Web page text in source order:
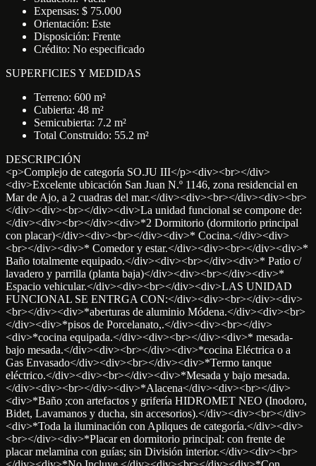
Expensas: $ 75.000
Orientación: Este
Disposición: Frente
Crédito: No especificado
SUPERFICIES Y MEDIDAS
Terreno: 600 m²
Cubierta: 48 m²
Semicubierta: 7.2 m²
Total Construido: 55.2 m²
DESCRIPCIÓN
<p>Complejo de categoría SO.JU III</p><div><br></div>
<div>Excelente ubicación San Juan N.º 1146, zona residencial en
Mar de Ajo, a 2 cuadras del mar.</div><div><br></div><div><br>
</div><div><br></div><div>La unidad funcional se compone de:
</div><div><br></div><div>*2 Dormitorio (dormitorio principal
con placar)</div><div><br></div><div>* Cocina.</div><div>
<br></div><div>* Comedor y estar.</div><div><br></div><div>*
Baño totalmente equipado.</div><div><br></div><div>* Patio c/
lavadero y parrilla (planta baja)</div><div><br></div><div>*
Espacio vehicular.</div><div><br></div><div>LAS UNIDAD
FUNCIONAL SE ENTRGA CON:</div><div><br></div><div>
<br></div><div>*aberturas de aluminio Módena.</div><div><br>
</div><div>*pisos de Porcelanato,.</div><div><br></div>
<div>*cocina equipada.</div><div><br></div><div>* mesada-
bajo mesada.</div><div><br></div><div>*cocina Eléctrica o a
Gas Envasado</div><div><br></div><div>*Termo tanque
eléctrico.</div><div><br></div><div>*Mesada y bajo mesada.
</div><div><br></div><div>*Alacena</div><div><br></div>
<div>*Baño ;con artefactos y grifería HIDROMET NEO (Inodoro,
Bidet, Lavamanos y ducha, sin accesorios).</div><div><br></div>
<div>*Toda la iluminación con Apliques de categoría.</div><div>
<br></div><div>*Placar en dormitorio principal: con frente de
placar melamina con guías; sin División interior.</div><div><br>